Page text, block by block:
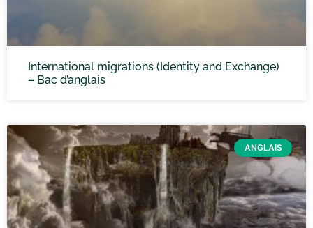
International migrations (Identity and Exchange)
– Bac d’anglais
ANGLAIS